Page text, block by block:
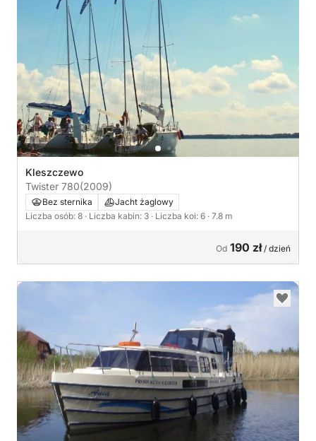
Kleszczewo
Twister 780(2009)
Bez sternika
Jacht żaglowy
Liczba osób: 8 · Liczba kabin: 3 · Liczba koi: 6 · 7.8 m
Od 190 zł/ dzień